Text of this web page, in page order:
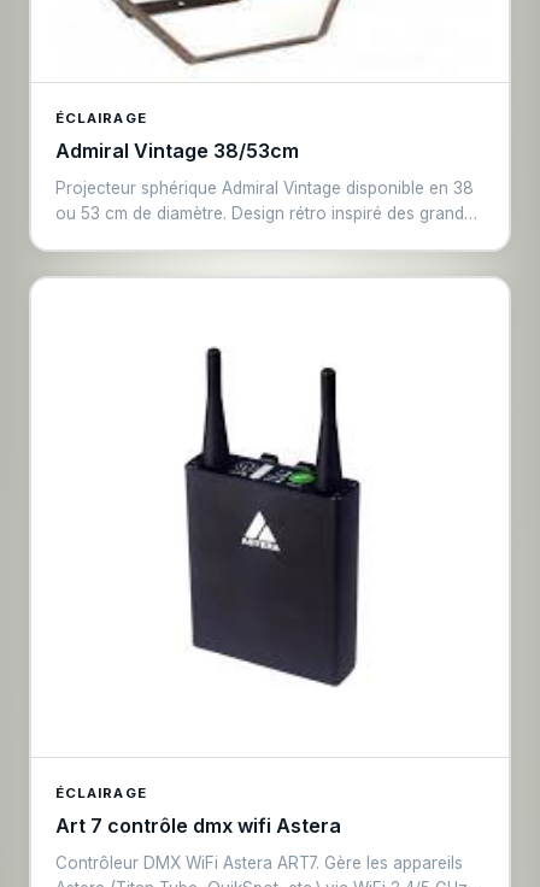
ÉCLAIRAGE
Admiral Vintage 38/53cm
Projecteur sphérique Admiral Vintage disponible en 38
ou 53 cm de diamètre. Design rétro inspiré des grandes
ÉCLAIRAGE
Art 7 contrôle dmx wifi Astera
Contrôleur DMX WiFi Astera ART7. Gère les appareils